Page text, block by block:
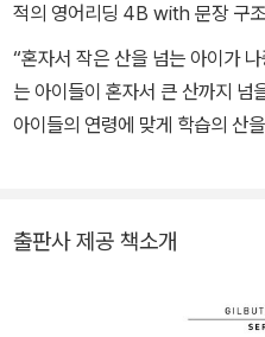
적의 영어리딩 4B with 문장 구
“혼자서 작은 산을 넘는 아이가 나중에
는 아이들이 혼자서 큰 산까지 넘
아이들의 연령에 맞게 학습의 산
독해의 힘> 외 다수 -영어 분과
출판사 제공 책소개